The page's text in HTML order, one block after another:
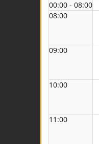
00:00 - 08:00
08:00
09:00
10:00
11:00